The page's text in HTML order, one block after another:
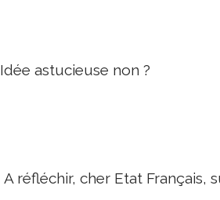
Idée astucieuse non ?
A réfléchir, cher Etat Français,